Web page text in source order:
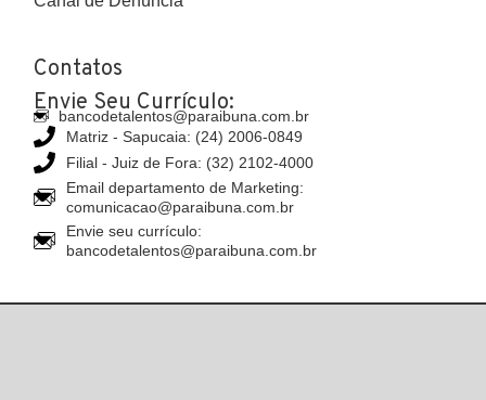
Contatos
Envie Seu Currículo:
bancodetalentos@paraibuna.com.br
Matriz - Sapucaia: (24) 2006-0849
Filial - Juiz de Fora: (32) 2102-4000
Email departamento de Marketing:
comunicacao@paraibuna.com.br
Envie seu currículo:
bancodetalentos@paraibuna.com.br